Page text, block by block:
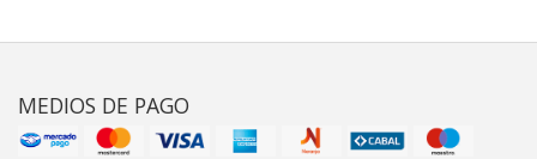
MEDIOS DE PAGO